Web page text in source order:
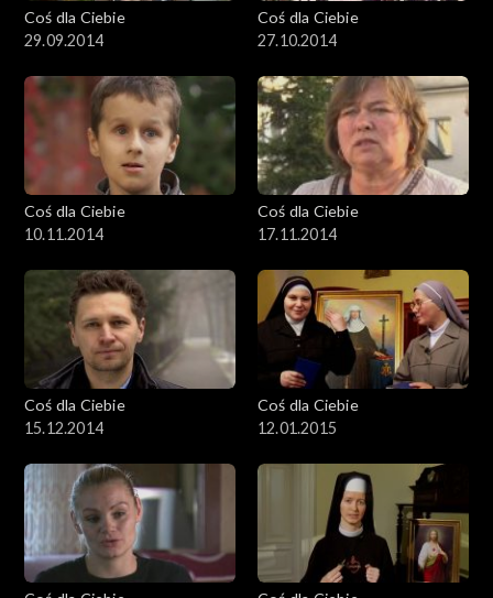
Coś dla Ciebie
29.09.2014
Coś dla Ciebie
27.10.2014
Coś dla Ciebie
10.11.2014
Coś dla Ciebie
17.11.2014
Coś dla Ciebie
15.12.2014
Coś dla Ciebie
12.01.2015